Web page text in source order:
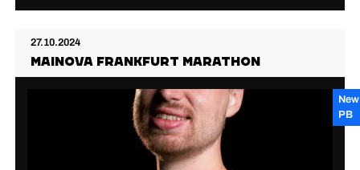
27.10.2024
MAINOVA FRANKFURT MARATHON
New
PB